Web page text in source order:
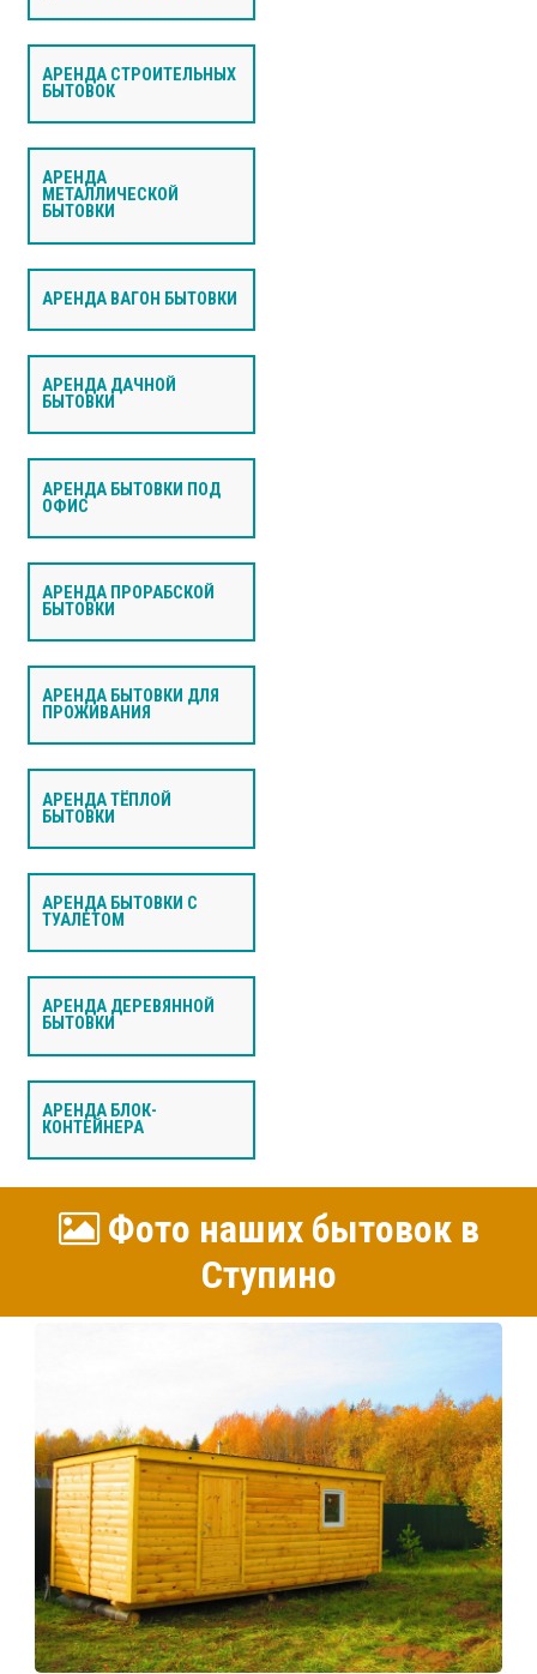
АРЕНДА СТРОИТЕЛЬНЫХ
БЫТОВОК
АРЕНДА
МЕТАЛЛИЧЕСКОЙ
БЫТОВКИ
АРЕНДА ВАГОН БЫТОВКИ
АРЕНДА ДАЧНОЙ
БЫТОВКИ
АРЕНДА БЫТОВКИ ПОД
ОФИС
АРЕНДА ПРОРАБСКОЙ
БЫТОВКИ
АРЕНДА БЫТОВКИ ДЛЯ
ПРОЖИВАНИЯ
АРЕНДА ТЁПЛОЙ
БЫТОВКИ
АРЕНДА БЫТОВКИ С
ТУАЛЕТОМ
АРЕНДА ДЕРЕВЯННОЙ
БЫТОВКИ
АРЕНДА БЛОК-
КОНТЕЙНЕРА
Фото наших бытовок в
Ступино